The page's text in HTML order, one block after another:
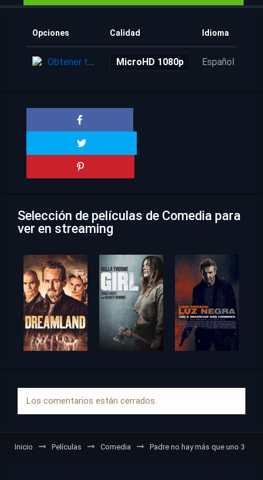
Opciones Calidad Idioma
Obtener torrent MicroHD 1080p Español
Selección de películas de Comedia para
ver en streaming
Los comentarios están cerrados.
Inicio Películas Comedia Padre no hay más que uno 3